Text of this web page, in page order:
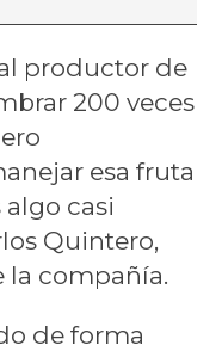
productor de
200 veces
esa fruta
algo casi
Quintero,
la compañía.
de forma